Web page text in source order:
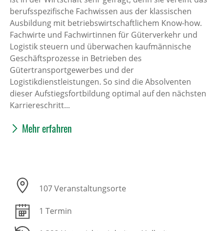
berufsspezifische Fachwissen aus der klassischen
Ausbildung mit betriebswirtschaftlichem Know-how.
Fachwirte und Fachwirtinnen für Güterverkehr und
Logistik steuern und überwachen kaufmännische
Geschäftsprozesse in Betrieben des
Gütertransportgewerbes und der
Logistikdienstleistungen. So sind die Absolventen
dieser Aufstiegsfortbildung optimal auf den nächsten
Karriereschritt...
Mehr erfahren
107 Veranstaltungsorte
1 Termin